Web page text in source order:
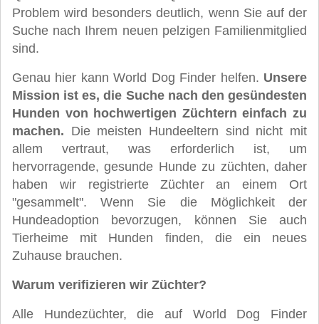
Problem wird besonders deutlich, wenn Sie auf der
Suche nach Ihrem neuen pelzigen Familienmitglied
sind.
Genau hier kann World Dog Finder helfen. Unsere
Mission ist es, die Suche nach den gesündesten
Hunden von hochwertigen Züchtern einfach zu
machen. Die meisten Hundeeltern sind nicht mit
allem vertraut, was erforderlich ist, um
hervorragende, gesunde Hunde zu züchten, daher
haben wir registrierte Züchter an einem Ort
"gesammelt". Wenn Sie die Möglichkeit der
Hundeadoption bevorzugen, können Sie auch
Tierheime mit Hunden finden, die ein neues
Zuhause brauchen.
Warum verifizieren wir Züchter?
Alle Hundezüchter, die auf World Dog Finder